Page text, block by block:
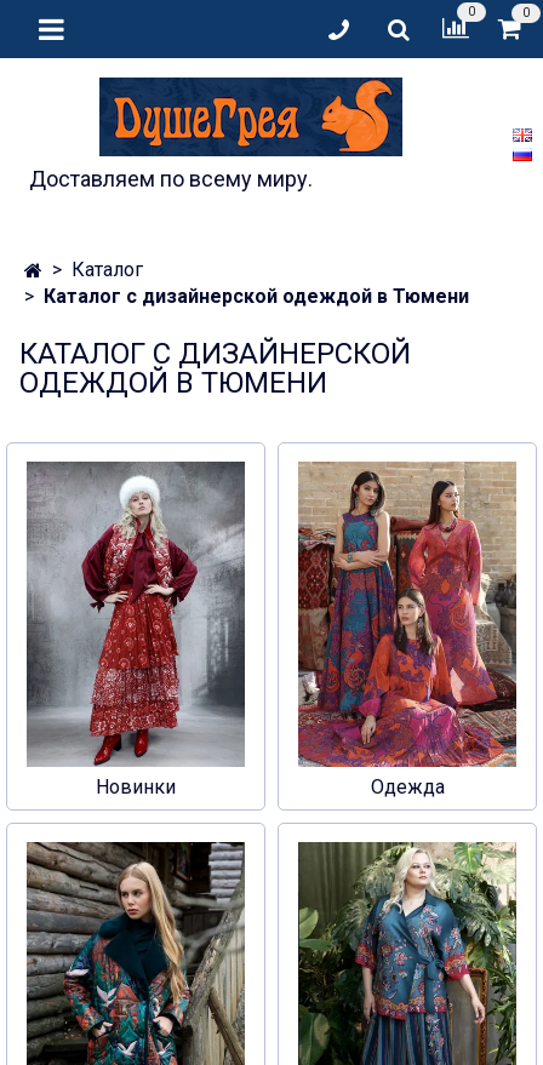
0 0
Доставляем по всему миру.
Каталог
Каталог с дизайнерской одеждой в Тюмени
КАТАЛОГ С ДИЗАЙНЕРСКОЙ
ОДЕЖДОЙ В ТЮМЕНИ
Новинки Одежда